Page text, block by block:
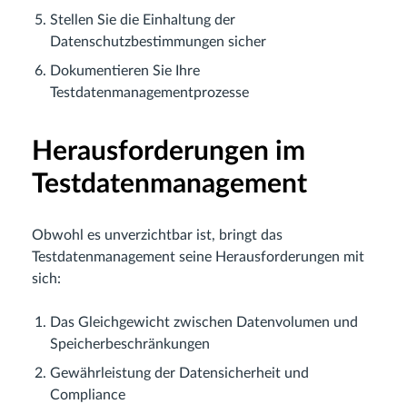
Stellen Sie die Einhaltung der
Datenschutzbestimmungen sicher
Dokumentieren Sie Ihre
Testdatenmanagementprozesse
Herausforderungen im
Testdatenmanagement
Obwohl es unverzichtbar ist, bringt das
Testdatenmanagement seine Herausforderungen mit
sich:
Das Gleichgewicht zwischen Datenvolumen und
Speicherbeschränkungen
Gewährleistung der Datensicherheit und
Compliance